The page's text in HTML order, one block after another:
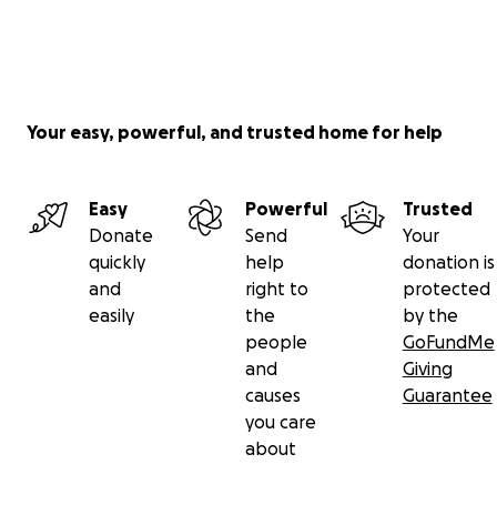
Your easy, powerful, and trusted home for help
Easy
Donate
quickly
and
easily
Powerful
Send
help
right to
the
people
and
causes
you care
about
Trusted
Your
donation is
protected
by the
GoFundMe
Giving
Guarantee